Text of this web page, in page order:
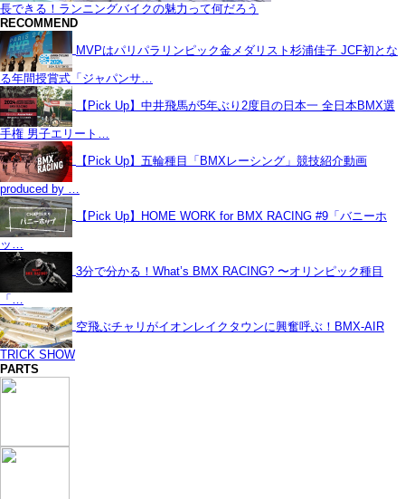
長できる！ランニングバイクの魅力って何だろう
RECOMMEND
MVPはパリパラリンピック金メダリスト杉浦佳子 JCF初とな
る年間授賞式「ジャパンサ…
【Pick Up】中井飛馬が5年ぶり2度目の日本一 全日本BMX選
手権 男子エリート…
【Pick Up】五輪種目「BMXレーシング」競技紹介動画
produced by …
【Pick Up】HOME WORK for BMX RACING #9「バニーホ
ッ…
3分で分かる！What’s BMX RACING? 〜オリンピック種目
「…
空飛ぶチャリがイオンレイクタウンに興奮呼ぶ！BMX-AIR
TRICK SHOW
PARTS